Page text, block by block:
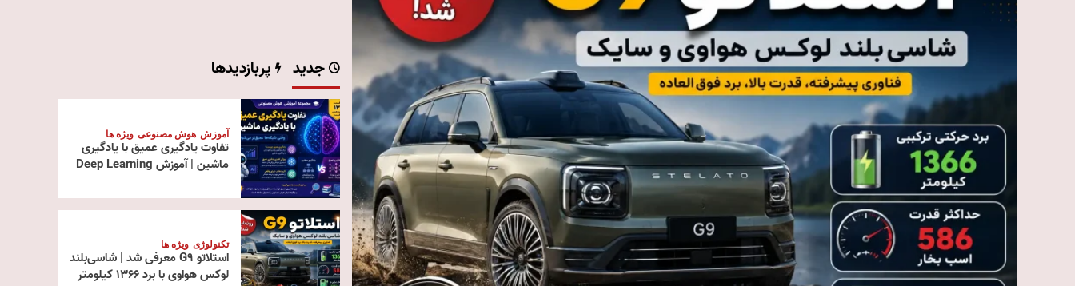
جدید پربازدیدها
آموزش هوش مصنوعی ویژه ها
تفاوت یادگیری عمیق با یادگیری
ماشین | آموزش Deep Learning
تکنولوژی ویژه ها
استلاتو G9 معرفی شد | شاسی‌بلند
لوکس هواوی با برد ۱۳۶۶ کیلومتر